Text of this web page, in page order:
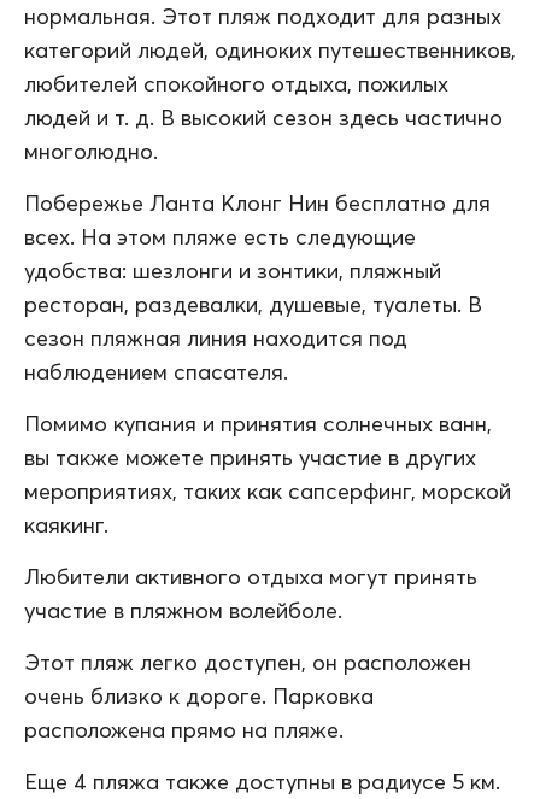
нормальная. Этот пляж подходит для разных
категорий людей, одиноких путешественников,
любителей спокойного отдыха, пожилых
людей и т. д. В высокий сезон здесь частично
многолюдно.
Побережье Ланта Клонг Нин бесплатно для
всех. На этом пляже есть следующие
удобства: шезлонги и зонтики, пляжный
ресторан, раздевалки, душевые, туалеты. В
сезон пляжная линия находится под
наблюдением спасателя.
Помимо купания и принятия солнечных ванн,
вы также можете принять участие в других
мероприятиях, таких как сапсерфинг, морской
каякинг.
Любители активного отдыха могут принять
участие в пляжном волейболе.
Этот пляж легко доступен, он расположен
очень близко к дороге. Парковка
расположена прямо на пляже.
Еще 4 пляжа также доступны в радиусе 5 км.